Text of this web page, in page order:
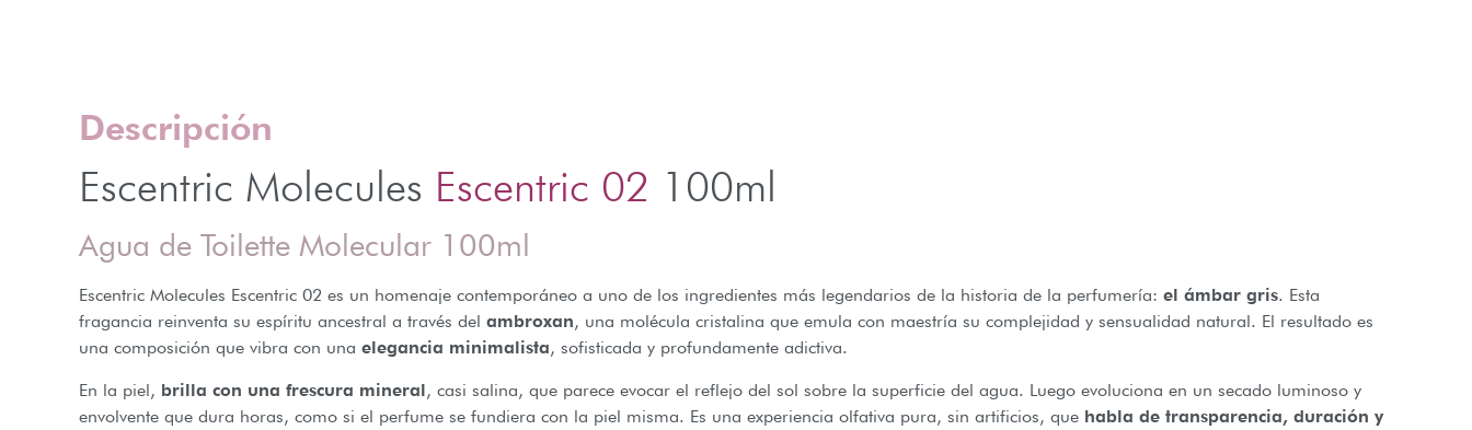
Descripción
Escentric Molecules Escentric 02 100ml
Agua de Toilette Molecular 100ml
Escentric Molecules Escentric 02 es un homenaje contemporáneo a uno de los ingredientes más legendarios de la historia de la perfumería: el ámbar gris. Esta
fragancia reinventa su espíritu ancestral a través del ambroxan, una molécula cristalina que emula con maestría su complejidad y sensualidad natural. El resultado es
una composición que vibra con una elegancia minimalista, sofisticada y profundamente adictiva.
En la piel, brilla con una frescura mineral, casi salina, que parece evocar el reflejo del sol sobre la superficie del agua. Luego evoluciona en un secado luminoso y
envolvente que dura horas, como si el perfume se fundiera con la piel misma. Es una experiencia olfativa pura, sin artificios, que habla de transparencia, duración y